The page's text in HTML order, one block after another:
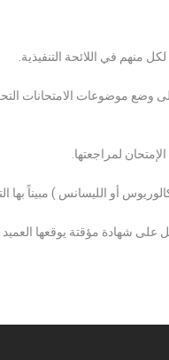
منهم في اللائحة التنفيذية.
وضع موضوعات الامتحانات
لمراجعتها.
أو الليسانس ) مبيناً بها
شهادة مؤقتة يوقعها العميد